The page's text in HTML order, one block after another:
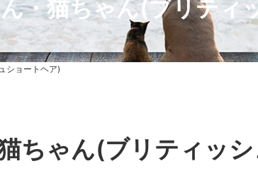
・猫ちゃん(ブリティ
ショートヘア)
ちゃん(ブリティッシ